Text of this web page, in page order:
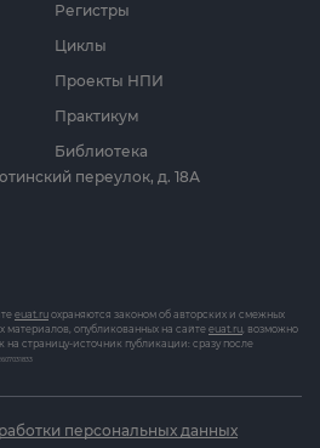
Циклы
Проекты НПИ
Практикум
Библиотека
Регистры
переулок, д. 18А
euat.ru охраняются законом об авторских и смежных
материалов, опубликованных на сайте euat.ru, возможно
страницу-источник публикации: сразу после
персональных данных